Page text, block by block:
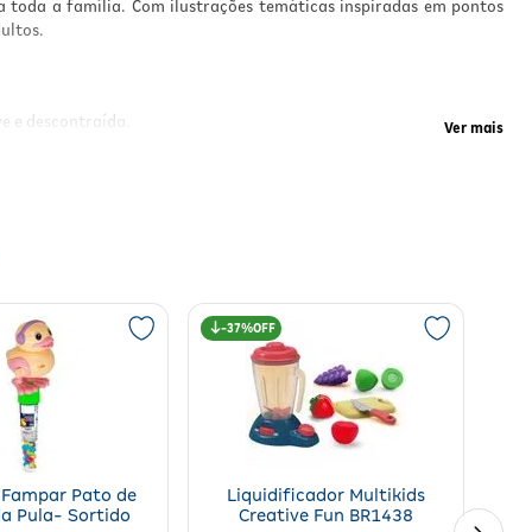
e
a família. Com ilustrações temáticas inspiradas em pontos
e descontraída. Ver mais
Pato de
Pula- Sortido
37%
Liquidificador Multikids
Creative Fun BR1438